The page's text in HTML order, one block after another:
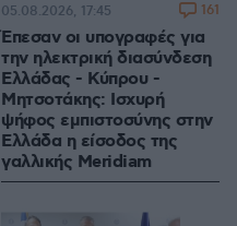
Έπεσαν οι υπογραφές για
την ηλεκτρική διασύνδεση
Ελλάδας - Κύπρου -
Μητσοτάκης: Ισχυρή
ψήφος εμπιστοσύνης στην
Ελλάδα η είσοδος της
γαλλικής Meridiam
05.08.2026, 17:45 161